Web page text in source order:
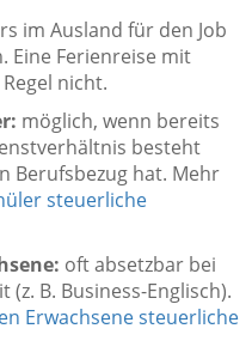
im Ausland für den Job
Eine Ferienreise mit
nicht.
möglich, wenn bereits
besteht
Berufsbezug hat. Mehr
steuerliche
oft absetzbar bei
B. Business-Englisch).
Erwachsene steuerliche